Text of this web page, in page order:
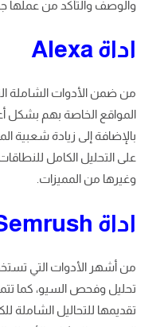
والوصف والتأكد من
اداة Alexa
من ضمن الأدوات الشاملة
المواقع الخاصة بهم بشكل
بالإضافة إلى زيادة شعبية
على التحليل الكامل
وغيرها من المميزات.
اداة
من أشهر الأدوات التي
تحليل وفحص السيو، كما
تقديمها للتحاليل الشاملة